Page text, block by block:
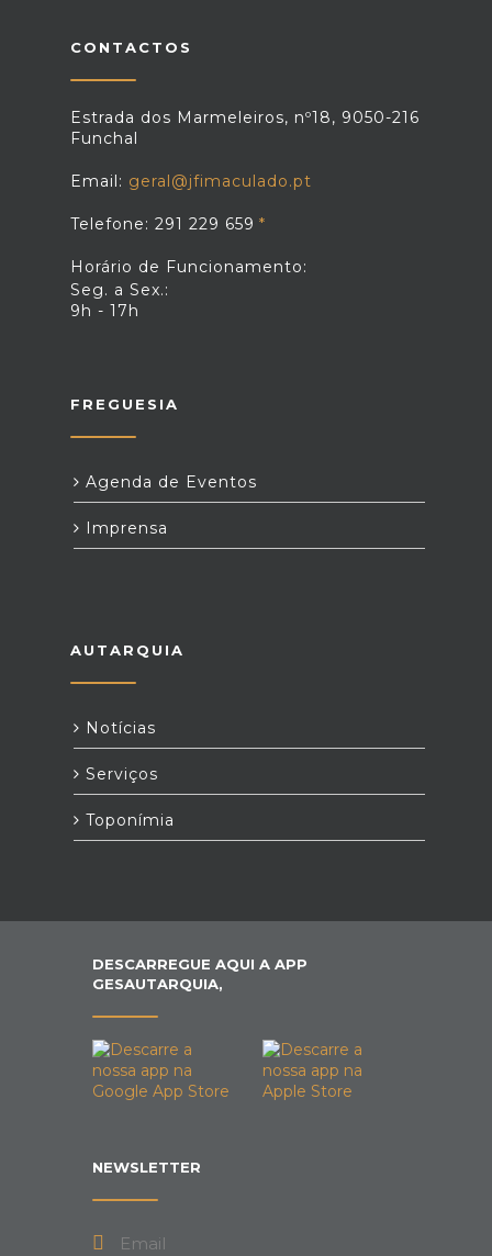
CONTACTOS
Estrada dos Marmeleiros, nº18, 9050-216
Funchal
Email: geral@jfimaculado.pt
Telefone: 291 229 659
Horário de Funcionamento:
Seg. a Sex.:
9h - 17h
FREGUESIA
Agenda de Eventos
Imprensa
AUTARQUIA
Notícias
Serviços
Toponímia
DESCARREGUE AQUI A APP
GESAUTARQUIA,
NEWSLETTER